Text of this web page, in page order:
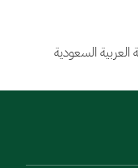
العربية السعودية